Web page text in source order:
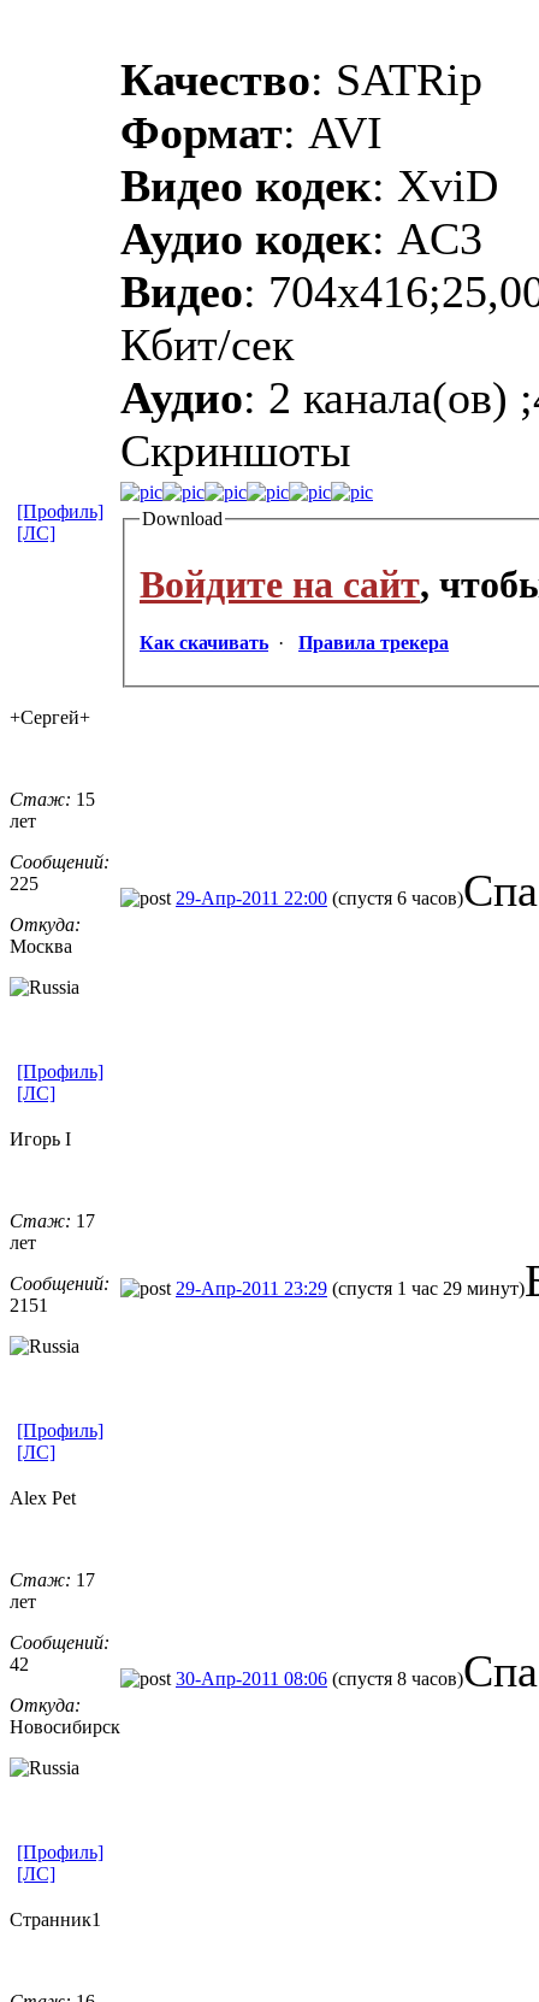
Качество: SATRip
Формат: AVI
Видео кодек: XviD
Аудио кодек: AC3
Видео:
Кбит/сек
Аудио: 2 канала(ов)
Скриншоты
Download
Войдите на сайт,
Как скачивать · Правила трекера
[Профиль]
[ЛС]
+Сергей+
Стаж: 15
лет
Сообщений:
225
Откуда:
Москва
29-Апр-2011 22:00 (спустя 6 часов)
[Профиль]
[ЛС]
Игорь I
Стаж: 17
лет
Сообщений:
2151
29-Апр-2011 23:29 (спустя 1 час 29 минут)
[Профиль]
[ЛС]
Alex Pet
Стаж: 17
лет
Сообщений:
42
Откуда:
Новосибирск
30-Апр-2011 08:06 (спустя 8 часов)
[Профиль]
[ЛС]
Странник1